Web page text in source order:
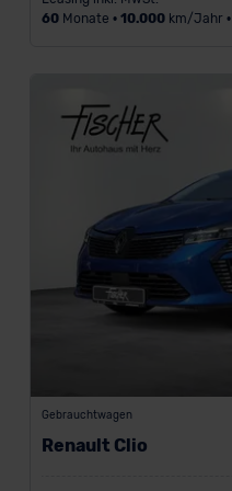
60Monate • 10.000km/Jahr •
Gebrauchtwagen
Renault Clio